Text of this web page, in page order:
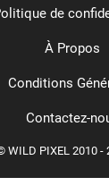
WILD PIXEL 2010
de
À Propos
Conditions
Contactez-